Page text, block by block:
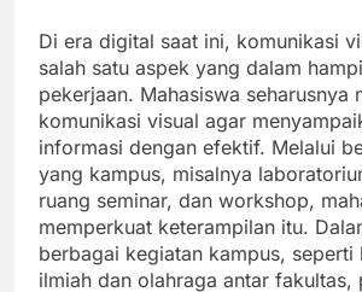
Di era digital saat ini, komunikasi
salah satu aspek yang dalam
pekerjaan. Mahasiswa seharusnya
komunikasi visual agar
informasi dengan efektif. Melalui
yang kampus, misalnya
ruang seminar, dan workshop,
memperkuat keterampilan itu.
berbagai kegiatan kampus, seperti
ilmiah dan olahraga antar fakultas,